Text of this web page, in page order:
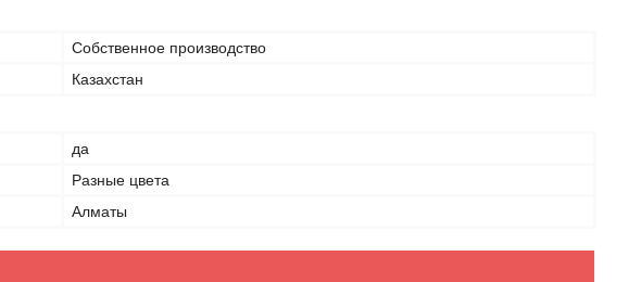
Собственное производство
Казахстан
да
Разные цвета
Алматы